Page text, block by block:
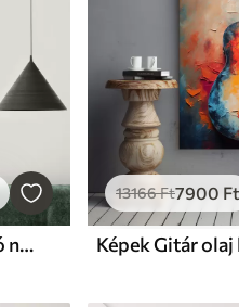
Képek Geometrikus absztrakció növényekkel
13166Ft7900 Ft
Képek Gitár